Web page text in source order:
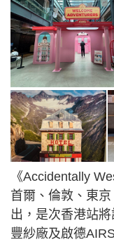
《Accidentally
首爾、倫敦、東
出，是次香港站
豐紗廠及啟德